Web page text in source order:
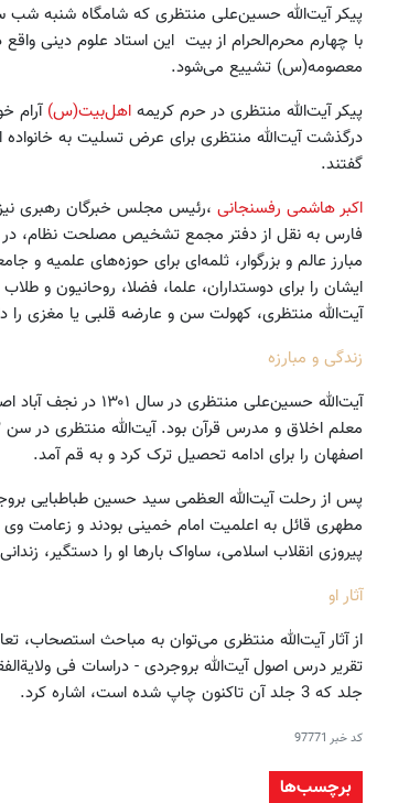
با چهارم محرم‌الحرام از بیت این استاد علوم دینی
معصومه(س) تشییع می‌شود.
پیکر آیت‌الله منتظری در حرم کریمه اهل‌بیت(س)
درگذشت آیت‌الله منتظری برای عرض تسلیت به
گفتند.
اکبر هاشمی رفسنجانی ،رئیس مجلس خبرگان رهبری
فارس به نقل از دفتر مجمع تشخیص مصلحت نظام، در
مبارز عالم و بزرگوار، ‌ثلمه‌ای برای حوزه‌های علمیه و
ایشان را برای دوستداران، علما، فضلا، روحانیون و
آیت‌الله منتظری، کهولت سن و عارضه قلبی یا مغزی را
زندگی و مبارزه
آیت‌الله حسین‌علی
اصفهان را برای ادامه تحصیل ترک کرد و به قم آمد.
مطهری قائل به‏ ‏اعلمیت امام خمینی بودند و زعامت
پیروزی انقلاب اسلامی، ساواک بارها او را دستگیر،
آثار او
از آثار آیت‌الله منتظری می‌توان به مباحث استصحاب،
جلد که 3 جلد آن تاکنون چاپ‏ ‏شده است، اشاره کرد.
کد خبر 97771
برچسب‌ها